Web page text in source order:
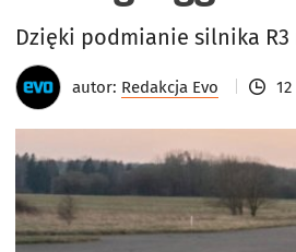
Dzięki podmianie silnika
autor: Redakcja Evo